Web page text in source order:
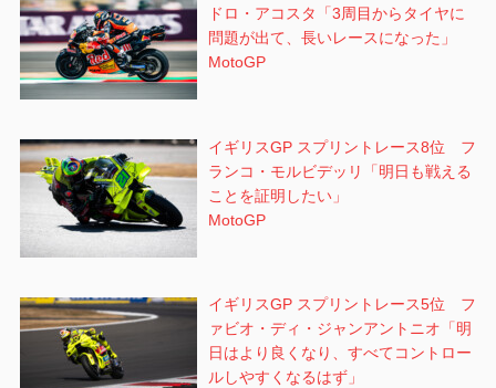
ドロ・アコスタ「3周目からタイヤに
問題が出て、長いレースになった」
MotoGP
イギリスGP スプリントレース8位 フ
ランコ・モルビデッリ「明日も戦える
ことを証明したい」
MotoGP
イギリスGP スプリントレース5位 フ
ァビオ・ディ・ジャンアントニオ「明
日はより良くなり、すべてコントロー
ルしやすくなるはず」